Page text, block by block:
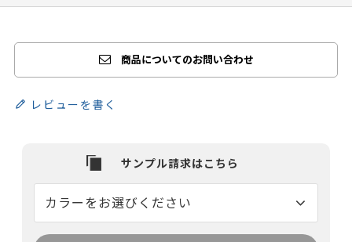
商品についてのお問い合わせ
レビューを書く